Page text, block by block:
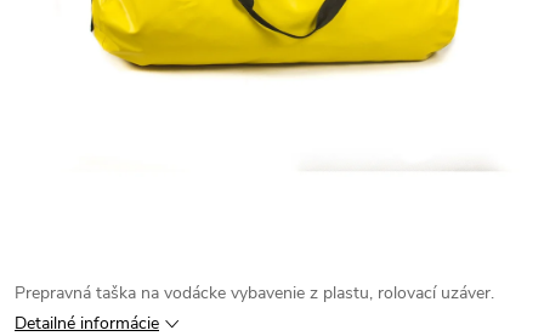
Prepravná taška na vodácke vybavenie z plastu, rolovací uzáver.
Detailné informácie